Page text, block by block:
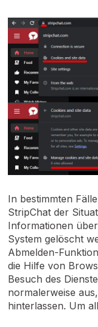
In bestimmten
StripChat der
Informationen
System gelöscht
Abmelden-
die Hilfe von
Besuch des
normalerweise
hinterlassen. Um